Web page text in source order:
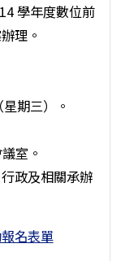
學年度數位前
理。
期三）。
室。
政及相關承辦
名表單